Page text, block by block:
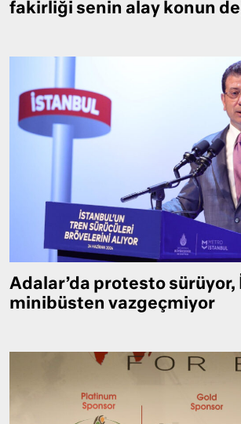
fakirliği senin alay konun
Adalar’da protesto
minibüsten vazgeçmiyor